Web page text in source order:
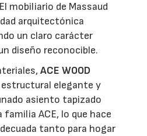
mobiliario de Massaud
arquitectónica
un claro carácter
diseño reconocible.
ACE WOOD
elegante y
asiento tapizado
ACE, lo que hace
tanto para hogar